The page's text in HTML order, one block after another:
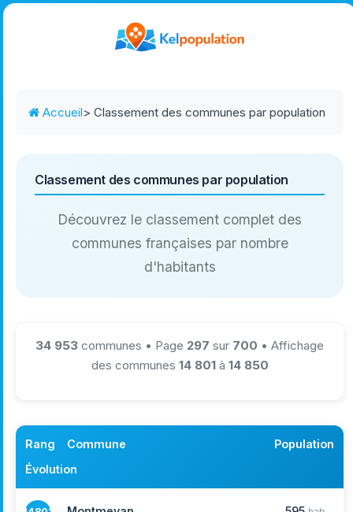
Accueil> Classement des communes par population
Classement des communes par population
Découvrez le classement complet des
communes françaises par nombre
d'habitants
34 953 communes • Page 297 sur 700 • Affichage
des communes 14 801à 14 850
Rang Commune
Population
Évolution